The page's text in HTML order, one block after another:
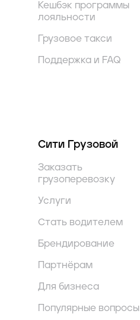
Кешбэк программы
лояльности
Грузовое такси
Поддержка и FAQ
Сити Грузовой
Заказать
грузоперевозку
Услуги
Стать водителем
Брендирование
Партнёрам
Для бизнеса
Популярные вопросы